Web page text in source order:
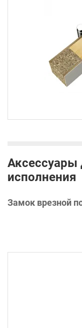
Аксессуары
исполнения
Замок врезной